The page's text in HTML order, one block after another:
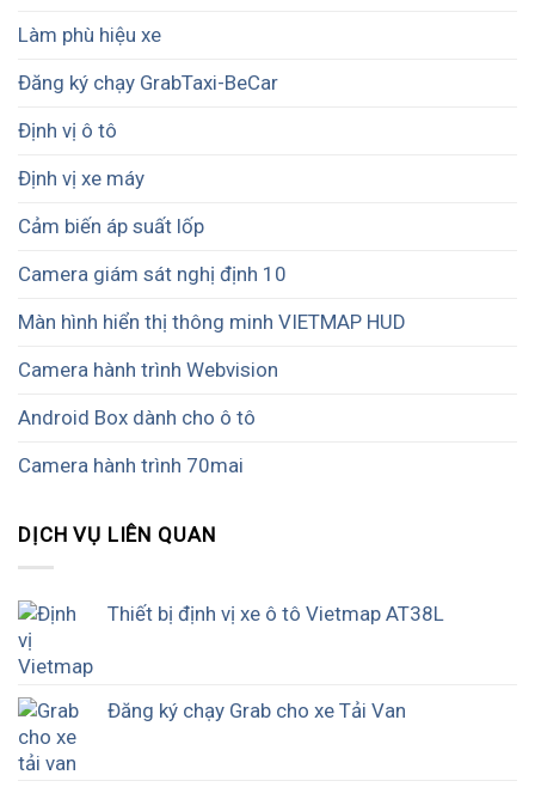
Làm phù hiệu xe
Đăng ký chạy GrabTaxi-BeCar
Định vị ô tô
Định vị xe máy
Cảm biến áp suất lốp
Camera giám sát nghị định 10
Màn hình hiển thị thông minh VIETMAP HUD
Camera hành trình Webvision
Android Box dành cho ô tô
Camera hành trình 70mai
DỊCH VỤ LIÊN QUAN
Thiết bị định vị xe ô tô Vietmap AT38L
Đăng ký chạy Grab cho xe Tải Van